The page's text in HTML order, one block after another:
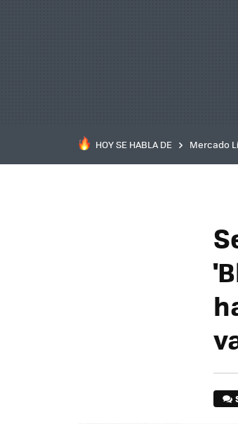
HOY SE HABLA DE Mercado